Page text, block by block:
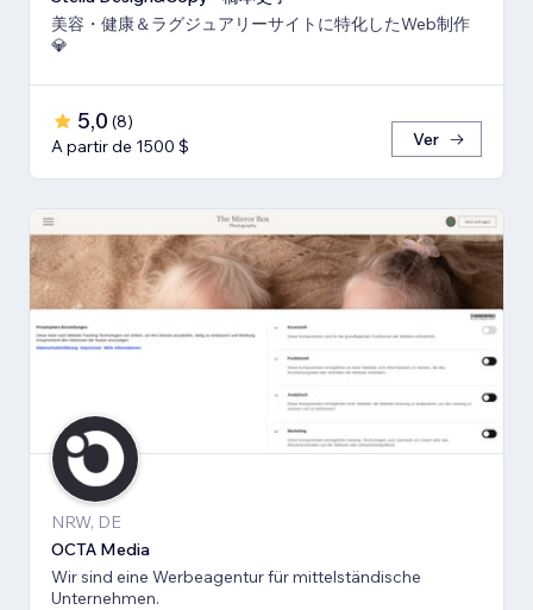
美容・健康＆ラグジュアリーサイトに特化したWeb制作
💎
5,0 (8)
A partir de 1500 $
Ver
NRW, DE
OCTA Media
Wir sind eine Werbeagentur für mittelständische
Unternehmen.